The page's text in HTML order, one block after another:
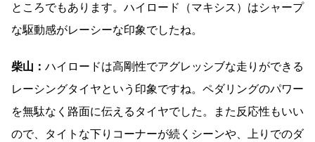
ところでもあります。ハイロード（マキシス）はシャープ
な駆動感がレーシーな印象でしたね。
柴山： ハイロードは高剛性でアグレッシブな走りができる
レーシングタイヤという印象ですね。ペダリングのパワー
を無駄なく路面に伝えるタイヤでした。また反応性もいい
ので、タイトな下りコーナーが続くシーンや、上りでのダ